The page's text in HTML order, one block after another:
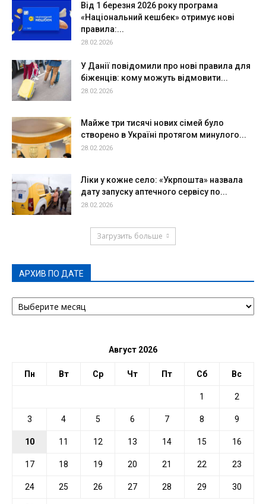
Від 1 березня 2026 року програма
«Національний кешбек» отримує нові
правила:...
28.02.2026
У Данії повідомили про нові правила для
біженців: кому можуть відмовити...
28.02.2026
Майже три тисячі нових сімей було
створено в Україні протягом минулого...
28.02.2026
Ліки у кожне село: «Укрпошта» назвала
дату запуску аптечного сервісу по...
28.02.2026
Загрузить больше
АРХИВ ПО ДАТЕ
АРХИВ
ПО
Август 2026
Пн Вт Ср Чт Пт Сб Вс
1 2
3 4 5 6 7 8 9
10 11 12 13 14 15 16
17 18 19 20 21 22 23
24 25 26 27 28 29 30